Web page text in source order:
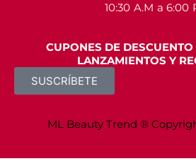
10:30 A.M a 6:00
CUPONES DE
LANZAMIENTOS Y
SUSCRÍBETE
ML Beauty Trend ®